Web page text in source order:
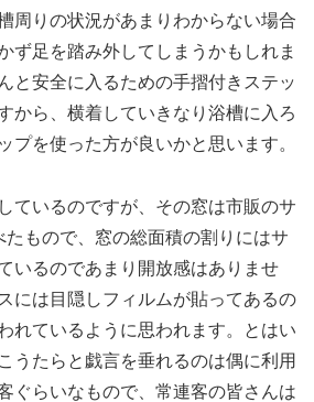
周りの状況があまりわからない場合
ず足を踏み外してしまうかもしれま
と安全に入るための手摺付きステッ
から、横着していきなり浴槽に入ろ
プを使った方が良いかと思います。
ているのですが、その窓は市販のサ
たもので、窓の総面積の割りにはサ
いるのであまり開放感はありませ
には目隠しフィルムが貼ってあるの
れているように思われます。とはい
うたらと戯言を垂れるのは偶に利用
ぐらいなもので、常連客の皆さんは